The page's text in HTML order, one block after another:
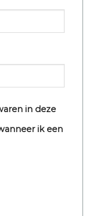
in deze
ik een